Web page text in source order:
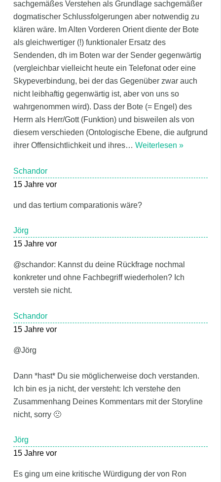
sachgemäßes Verstehen als Grundlage sachgemäßer
dogmatischer Schlussfolgerungen aber notwendig zu
klären wäre. Im Alten Vorderen Orient diente der Bote
als gleichwertiger (!) funktionaler Ersatz des
Sendenden, dh im Boten war der Sender gegenwärtig
(vergleichbar vielleicht heute ein Telefonat oder eine
Skypeverbindung, bei der das Gegenüber zwar auch
nicht leibhaftig gegenwärtig ist, aber von uns so
wahrgenommen wird). Dass der Bote (= Engel) des
Herrn als Herr/Gott (Funktion) und bisweilen als von
diesem verschieden (Ontologische Ebene, die aufgrund
ihrer Offensichtlichkeit und ihres… Weiterlesen »
Schandor
15 Jahre vor
und das tertium comparationis wäre?
Jörg
15 Jahre vor
@schandor: Kannst du deine Rückfrage nochmal
konkreter und ohne Fachbegriff wiederholen? Ich
versteh sie nicht.
Schandor
15 Jahre vor
@Jörg
Dann *hast* Du sie möglicherweise doch verstanden.
Ich bin es ja nicht, der versteht: Ich verstehe den
Zusammenhang Deines Kommentars mit der Storyline
nicht, sorry 🙁
Jörg
15 Jahre vor
Es ging um eine kritische Würdigung der von Ron